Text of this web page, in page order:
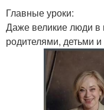
Главные уроки:
Даже великие люди в
родителями, детьми и